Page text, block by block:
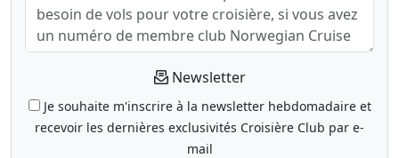
Newsletter
Je souhaite m'inscrire à la newsletter hebdomadaire et
recevoir les dernières exclusivités Croisière Club par e-
mail